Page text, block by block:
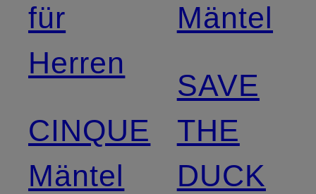
für
Herren
CINQUE
Mäntel
Mäntel
SAVE
THE
DUCK